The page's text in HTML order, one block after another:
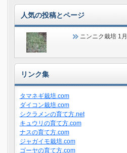
人気の投稿とページ
ニンニク栽培 1月
リンク集
タマネギ栽培.com
ダイコン栽培.com
シクラメンの育て方.net
キュウリの育て方.com
ナスの育て方.com
ジャガイモ栽培.com
ゴーヤの育て方.com